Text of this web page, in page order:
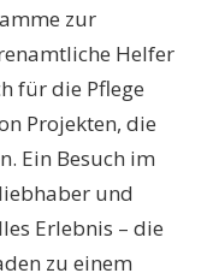
zur
Helfer
für die Pflege
Projekten, die
Ein Besuch im
und
Erlebnis – die
zu einem